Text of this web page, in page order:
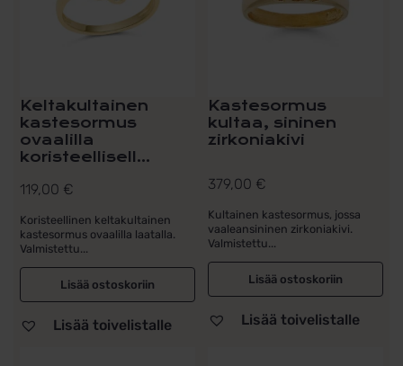
Keltakultainen
kastesormus
ovaalilla
koristeellisell...
119,00 €
Koristeellinen keltakultainen
kastesormus ovaalilla laatalla.
Valmistettu...
Lisää ostoskoriin
Lisää toivelistalle
Kastesormus
kultaa, sininen
zirkoniakivi
379,00 €
Kultainen kastesormus, jossa
vaaleansininen zirkoniakivi.
Valmistettu...
Lisää ostoskoriin
Lisää toivelistalle